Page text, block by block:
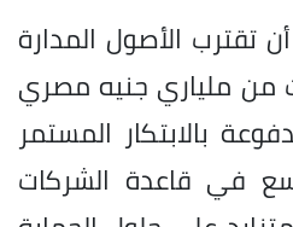
تقترب الأصول المدارة
من ملياري جنيه مصري
عام 2026، مدفوعة بالابتكار المستمر
في قاعدة الشركات